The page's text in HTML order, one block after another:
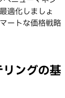
適化しましょ
ートな価格戦略
ングの基